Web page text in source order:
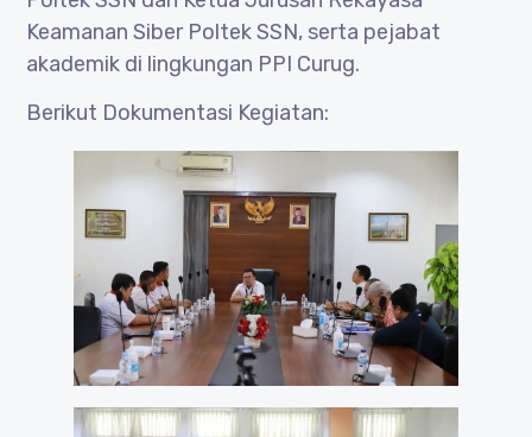
Keamanan Siber Poltek SSN, serta pejabat
akademik di lingkungan PPI Curug.
Berikut Dokumentasi Kegiatan: